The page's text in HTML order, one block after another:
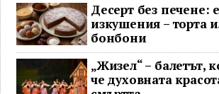
Десерт без печене:
изкушения – торта
бонбони
„Жизел“ – балетът,
че духовната